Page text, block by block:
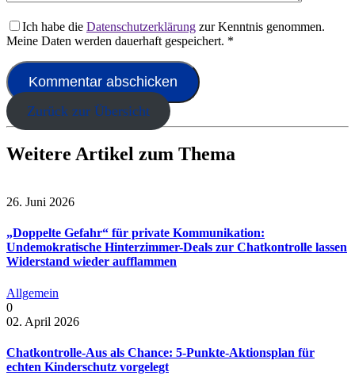
Ich habe die Datenschutzerklärung zur Kenntnis genommen.
Meine Daten werden dauerhaft gespeichert. *
Zurück zur Übersicht
Weitere Artikel zum Thema
26. Juni 2026
„Doppelte Gefahr“ für private Kommunikation:
Undemokratische Hinterzimmer-Deals zur Chatkontrolle lassen
Widerstand wieder aufflammen
Allgemein
0
02. April 2026
Chatkontrolle-Aus als Chance: 5-Punkte-Aktionsplan für
echten Kinderschutz vorgelegt